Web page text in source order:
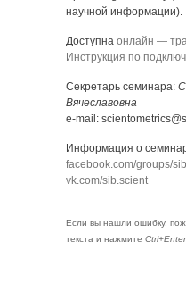
научной информации).
Доступна онлайн —
Инструкция по
Секретарь семинара:
Вячеславовна
e-mail:
Информация о
facebook.com/groups/
vk.com/sib.scient
Если вы нашли ошибку,
текста и нажмите Ctrl+Enter